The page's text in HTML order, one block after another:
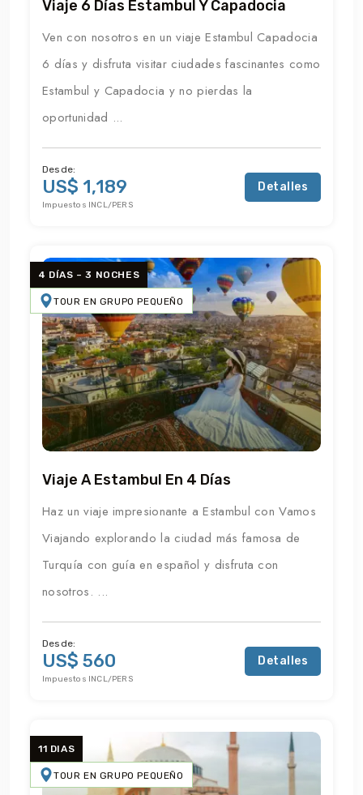
Viaje 6 Días Estambul Y Capadocia
Ven con nosotros en un viaje Estambul Capadocia
6 días y disfruta visitar ciudades fascinantes como
Estambul y Capadocia y no pierdas la
oportunidad ...
Desde:
US$ 1,189
Impuestos INCL/PERS
Detalles
4 DÍAS – 3 NOCHES
TOUR EN GRUPO PEQUEÑO
Viaje A Estambul En 4 Días
Haz un viaje impresionante a Estambul con Vamos
Viajando explorando la ciudad más famosa de
Turquía con guía en español y disfruta con
nosotros. ...
Desde:
US$ 560
Impuestos INCL/PERS
Detalles
11 DIAS
TOUR EN GRUPO PEQUEÑO